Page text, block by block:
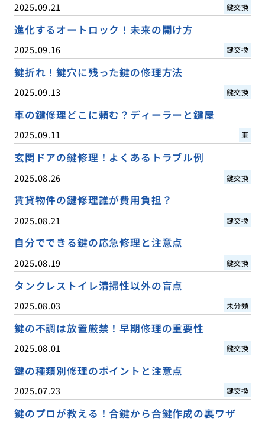
2025.09.21 鍵交換
進化するオートロック！未来の開け方
2025.09.16 鍵交換
鍵折れ！鍵穴に残った鍵の修理方法
2025.09.13 鍵交換
車の鍵修理どこに頼む？ディーラーと鍵屋
2025.09.11 車
玄関ドアの鍵修理！よくあるトラブル例
2025.08.26 鍵交換
賃貸物件の鍵修理誰が費用負担？
2025.08.21 鍵交換
自分でできる鍵の応急修理と注意点
2025.08.19 鍵交換
タンクレストイレ清掃性以外の盲点
2025.08.03 未分類
鍵の不調は放置厳禁！早期修理の重要性
2025.08.01 鍵交換
鍵の種類別修理のポイントと注意点
2025.07.23 鍵交換
鍵のプロが教える！合鍵から合鍵作成の裏ワザ